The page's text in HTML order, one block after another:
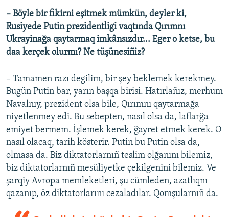
– Böyle bir fikirni eşitmek mümkün, deyler ki,
Rusiyede Putin prezidentligi vaqtında Qırımnı
Ukrayinağa qaytarmaq imkânsızdır... Eger o ketse, bu
daa kerçek olurmı? Ne tüşünesiñiz?
– Tamamen razı degilim, bir şey beklemek kerekmey.
Bugün Putin bar, yarın başqa birisi. Hatırlañız, merhum
Navalnıy, prezident olsa bile, Qırımnı qaytarmağa
niyetlenmey edi. Bu sebepten, nasıl olsa da, laflarğa
emiyet bermem. İşlemek kerek, ğayret etmek kerek. O
nasıl olacaq, tarih kösterir. Putin bu Putin olsa da,
olmasa da. Biz diktatorlarnıñ teslim olğanını bilemiz,
biz diktatorlarnıñ mesüliyetke çekilgenini bilemiz. Ve
şarqiy Avropa memleketleri, şu cümleden, azatlıqnı
qazanıp, öz diktatorlarını cezaladılar. Qomşularnıñ da.